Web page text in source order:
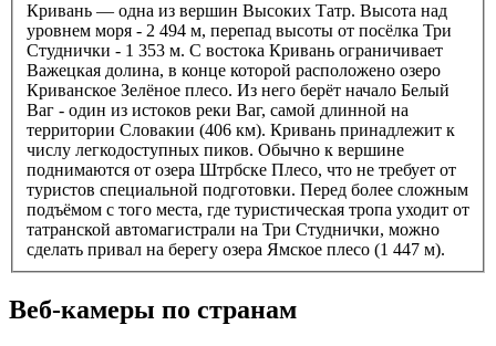
Кривань — одна из вершин Высоких Татр. Высота над
уровнем моря - 2 494 м, перепад высоты от посёлка Три
Студнички - 1 353 м. С востока Кривань ограничивает
Важецкая долина, в конце которой расположено озеро
Криванское Зелёное плесо. Из него берёт начало Белый
Ваг - один из истоков реки Ваг, самой длинной на
территории Словакии (406 км). Кривань принадлежит к
числу легкодоступных пиков. Обычно к вершине
поднимаются от озера Штрбске Плесо, что не требует от
туристов специальной подготовки. Перед более сложным
подъёмом с того места, где туристическая тропа уходит от
татранской автомагистрали на Три Студнички, можно
сделать привал на берегу озера Ямское плесо (1 447 м).
Веб-камеры по странам